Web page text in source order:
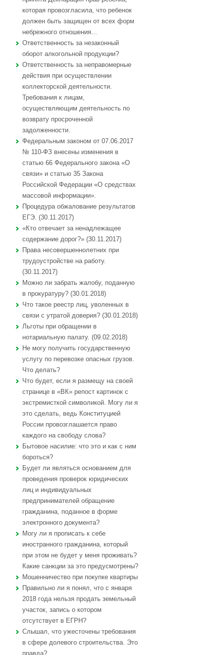
которая провозгласила, что ребенок
должен быть защищен от всех форм
небрежного отношения...
Ответственность за незаконный
оборот алкогольной продукции?
Ответственность за неправомерные
действия при осуществлении
коллекторской деятельности.
Требования к лицам,
осуществляющим деятельность по
возврату просроченной
задолженности.
Федеральным законом от 07.06.2017
№ 110-ФЗ внесены изменения в
статью 66 Федерального закона «О
связи» и статью 35 Закона
Российской Федерации «О средствах
массовой информации».
Процедура обжалование результатов
ЕГЭ. (30.11.2017)
«Кто отвечает за ненадлежащее
содержание дорог?» (30.11.2017)
Права несовершеннолетних при
трудоустройстве на работу.
(30.11.2017)
Можно ли забрать жалобу, поданную
в прокуратуру? (30.01.2018)
Что такое реестр лиц, уволенных в
связи с утратой доверия? (30.01.2018)
Льготы при обращении в
нотариальную палату. (09.02.2018)
Не могу получить государственную
услугу по перевозке опасных грузов.
Что делать?
Что будет, если я размещу на своей
странице в «ВК» репост картинок с
экстремисткой символикой. Могу ли я
это сделать, ведь Конституцией
России провозглашается право
каждого на свободу слова?
Бытовое насилие: что это и как с ним
бороться?
Будет ли являться основанием для
проведения проверок юридических
лиц и индивидуальных
предпринимателей обращение
гражданина, поданное в форме
электронного документа?
Могу ли я прописать к себе
иностранного гражданина, который
при этом не будет у меня проживать?
Какие санкции за это предусмотрены?
Мошенничество при покупке квартиры
Правильно ли я понял, что с января
2018 года нельзя продать земельный
участок, запись о котором
отсутствует в ЕГРН?
Слышал, что ужесточены требования
в сфере долевого строительства. Это
правда?